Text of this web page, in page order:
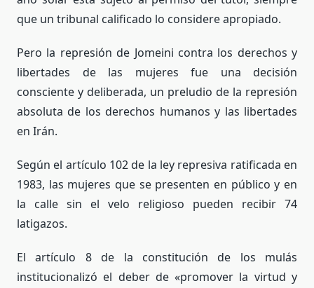
que un tribunal calificado lo considere apropiado.
Pero la represión de Jomeini contra los derechos y
libertades de las mujeres fue una decisión
consciente y deliberada, un preludio de la represión
absoluta de los derechos humanos y las libertades
en Irán.
Según el artículo 102 de la ley represiva ratificada en
1983, las mujeres que se presenten en público y en
la calle sin el velo religioso pueden recibir 74
latigazos.
El artículo 8 de la constitución de los mulás
institucionalizó el deber de «promover la virtud y